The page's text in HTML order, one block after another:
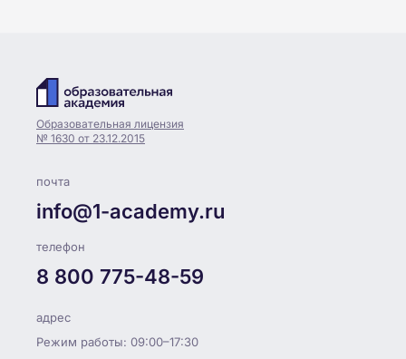
Образовательная лицензия
№ 1630 от 23.12.2015
почта
info@1-academy.ru
телефон
8 800 775-48-59
адрес
Режим работы: 09:00–17:30